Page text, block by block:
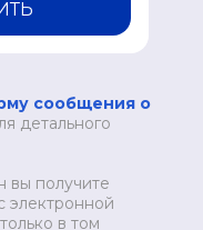
сообщения о
детального
вы получите
электронной
в том